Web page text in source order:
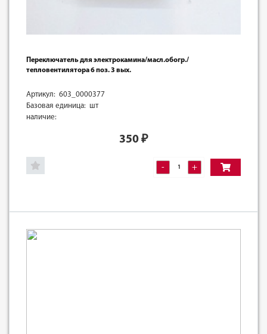
Переключатель для электрокамина/масл.обогр./
тепловентилятора 6 поз. 3 вых.
Артикул: 603_0000377
Базовая единица: шт
наличие:
350 ₽
- +